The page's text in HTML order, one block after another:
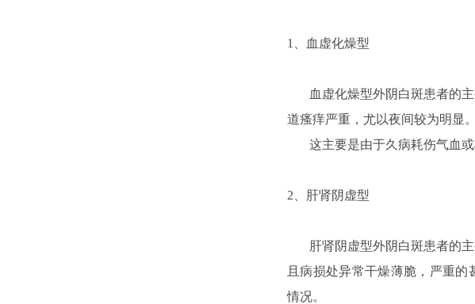
1、血虚化燥型
血虚化燥型外阴白斑患者的主
道瘙痒严重，尤以夜间较为明显。
这主要是由于久病耗伤气血或
2、肝肾阴虚型
肝肾阴虚型外阴白斑患者的主
且病损处异常干燥薄脆，严重
情况。